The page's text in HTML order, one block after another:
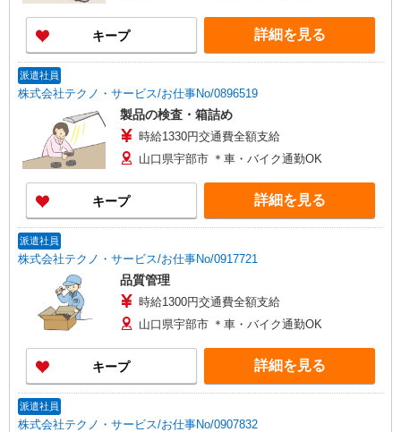
キープ 詳細を見る
派遣社員
株式会社テクノ・サービス/お仕事No/0896519
製品の検査・箱詰め
時給1330円交通費全額支給
山口県宇部市 ＊車・バイク通勤OK
キープ 詳細を見る
派遣社員
株式会社テクノ・サービス/お仕事No/0917721
品質管理
時給1300円交通費全額支給
山口県宇部市 ＊車・バイク通勤OK
キープ 詳細を見る
派遣社員
株式会社テクノ・サービス/お仕事No/0907832